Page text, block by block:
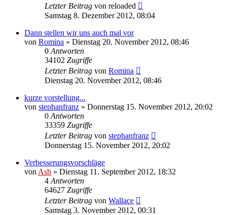
Letzter Beitrag von reloaded
Samstag 8. Dezember 2012, 08:04
Dann stellen wir uns auch mal vor
von Romina » Dienstag 20. November 2012, 08:46
0 Antworten
34102 Zugriffe
Letzter Beitrag von Romina
Dienstag 20. November 2012, 08:46
kurze vorstellung...
von stephanfranz » Donnerstag 15. November 2012, 20:02
0 Antworten
33359 Zugriffe
Letzter Beitrag von stephanfranz
Donnerstag 15. November 2012, 20:02
Verbesserungsvorschläge
von Ash » Dienstag 11. September 2012, 18:32
4 Antworten
64627 Zugriffe
Letzter Beitrag von Wallace
Samstag 3. November 2012, 00:31